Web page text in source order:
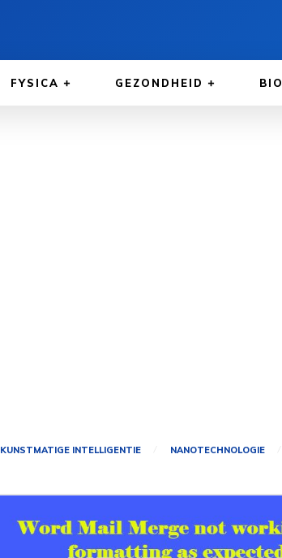
FYSICA GEZONDHEID
KUNSTMATIGE INTELLIGENTIE NANOTECHNOLOGIE